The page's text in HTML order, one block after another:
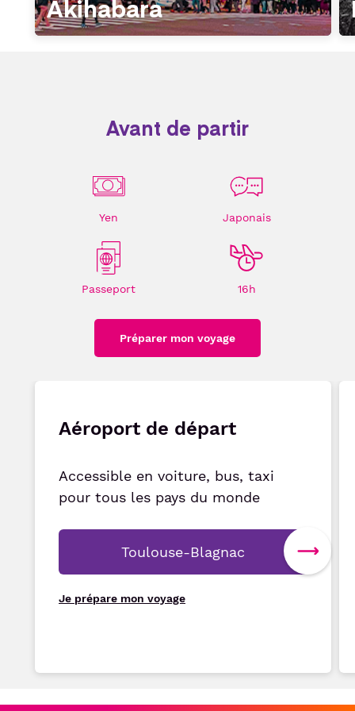
Akihabara
Avant de partir
Yen Japonais
Passeport 16h
Préparer mon voyage
Aéroport de départ
Accessible en voiture, bus, taxi
pour tous les pays du monde
Toulouse-Blagnac
Je prépare mon voyage